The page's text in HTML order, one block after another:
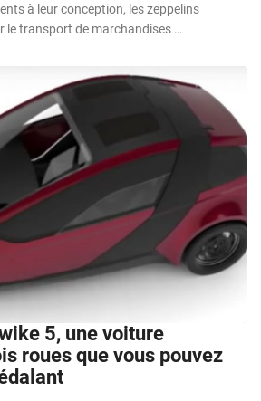
à leur conception, les zeppelins
le transport de marchandises …
5, une voiture
roues que vous pouvez